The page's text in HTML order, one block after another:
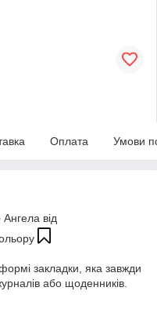
Оплата Умови
від
закладки, яка завжди
або щоденників.